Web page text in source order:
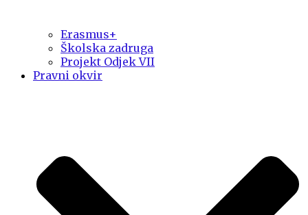
Erasmus+
Školska zadruga
Projekt Odjek VII
Pravni okvir